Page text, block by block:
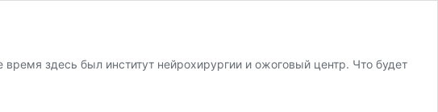
здесь был институт нейрохирургии и ожоговый центр. Что будет